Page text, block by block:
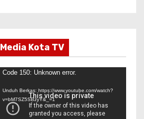
Media Kota TV
Code 150: Unknown error.
Unduh Berkas: https://www.youtube.com/watch?
v=bM7SZ5SBzyY&_=1